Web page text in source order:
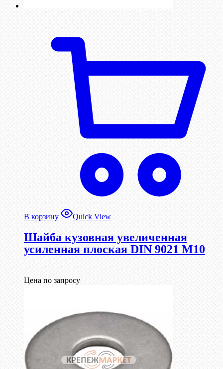
В корзину Quick View
Шайба кузовная увеличенная
усиленная плоская DIN 9021 М10
Цена по запросу